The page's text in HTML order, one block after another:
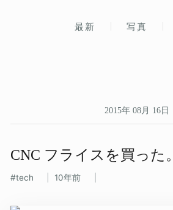
最新 写真
2015年 08月 16日
CNC フライスを​買った。
tech 10年前